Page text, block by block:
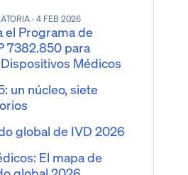
· 4 FEB 2026
el Programa de
7382.850 para
Médicos
un núcleo, siete
global de IVD 2026
El mapa de